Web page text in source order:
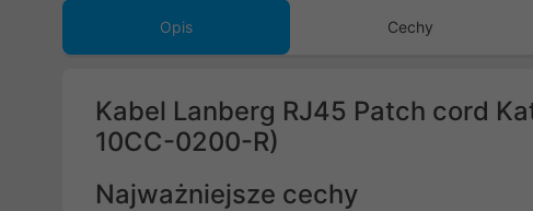
Opis Cechy
Kabel Lanberg RJ45 Patch cord
10CC-0200-R)
Najważniejsze cechy